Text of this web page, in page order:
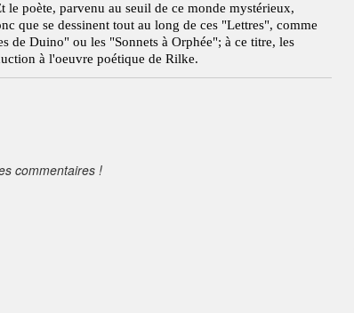
poète, parvenu au seuil de ce monde mystérieux,
que se dessinent tout au long de ces "Lettres", comme
de Duino" ou les "Sonnets à Orphée"; à ce titre, les
à l'oeuvre poétique de Rilke.
commentaires !